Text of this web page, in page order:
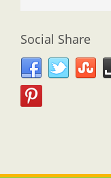
Social Share